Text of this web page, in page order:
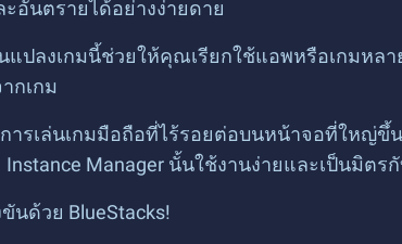
อันตรายได้อย่างง่ายดาย
แปลงเกมนี้ช่วยให้คุณเรียกใช้แอพหรือเกมหล
กเกม
ารเล่นเกมมือถือที่ไร้รอยต่อบนหน้าจอที่ใหญ่
Manager นั้นใช้งานง่ายและเป็นมิตร
ด้วย BlueStacks!